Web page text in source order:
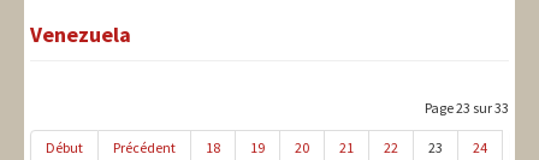
Venezuela
Page 23 sur 33
Début Précédent 18 19 20 21 22 23
24